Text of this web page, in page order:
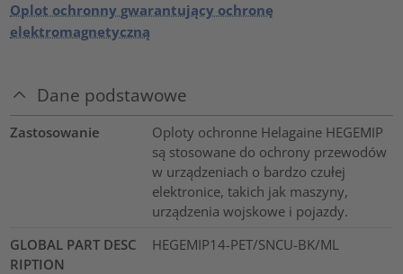
Oplot ochronny gwarantujący ochronę
elektromagnetyczną
Dane podstawowe
Zastosowanie
Oploty ochronne Helagaine HEGEMIP
są stosowane do ochrony przewodów
w urządzeniach o bardzo czułej
elektronice, takich jak maszyny,
urządzenia wojskowe i pojazdy.
GLOBAL PART DESC
RIPTION
HEGEMIP14-PET/SNCU-BK/ML